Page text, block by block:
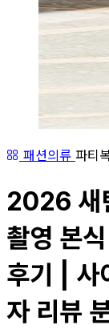
패션의류 파티
2026 새
촬영 본
후기 | 사
자 리뷰